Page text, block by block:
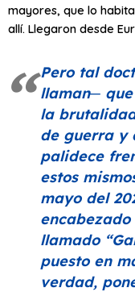
mayores, que lo
allí. Llegaron desde
Pero tal
llaman─
la
de guerra y
palidece
estos
mayo del
llamado
puesto en
verdad,